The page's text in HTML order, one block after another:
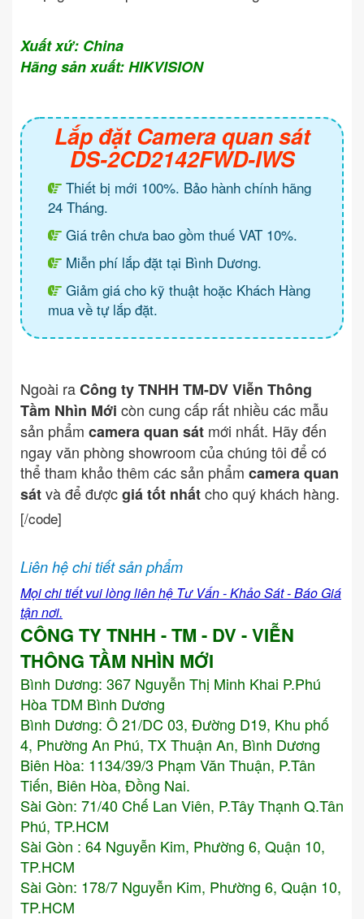
Xuất xứ: China
Hãng sản xuất: HIKVISION
Lắp đặt Camera quan sát
DS-2CD2142FWD-IWS
Thiết bị mới 100%. Bảo hành chính hãng
24 Tháng.
Giá trên chưa bao gồm thuế VAT 10%.
Miễn phí lắp đặt tại Bình Dương.
Giảm giá cho kỹ thuật hoặc Khách Hàng
mua về tự lắp đặt.
Ngoài raCông ty TNHH TM-DV Viễn Thông
Tầm Nhìn Mới còn cung cấp rất nhiều các mẫu
sản phẩm camera quan sát mới nhất. Hãy đến
ngay văn phòng showroom của chúng tôi để có
thể tham khảo thêm các sản phẩm camera quan
sátvà để đượcgiá tốt nhấtcho quý khách hàng.
[/code]
Liên hệ chi tiết sản phẩm
Mọi chi tiết vui lòng liên hệ Tư Vấn - Khảo Sát - Báo Giá
tận nơi.
CÔNG TY TNHH - TM - DV - VIỄN
THÔNG TẦM NHÌN MỚI
Bình Dương: 367 Nguyễn Thị Minh Khai P.Phú
Hòa TDM Bình Dương
Bình Dương: Ô 21/DC 03, Đường D19, Khu phố
4, Phường An Phú, TX Thuận An, Bình Dương
Biên Hòa: 1134/39/3 Phạm Văn Thuận, P.Tân
Tiến, Biên Hòa, Đồng Nai.
Sài Gòn: 71/40 Chế Lan Viên, P.Tây Thạnh Q.Tân
Phú, TP.HCM
Sài Gòn : 64 Nguyễn Kim, Phường 6, Quận 10,
TP.HCM
Sài Gòn: 178/7 Nguyễn Kim, Phường 6, Quận 10,
TP.HCM